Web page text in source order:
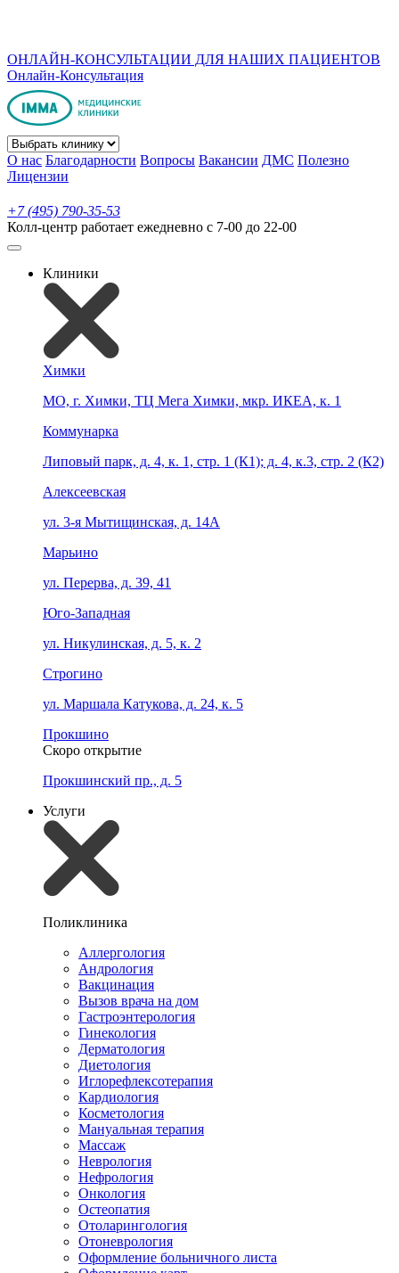
ОНЛАЙН-КОНСУЛЬТАЦИИ ДЛЯ НАШИХ ПАЦИЕНТОВ
Онлайн-Консультация
О нас Благодарности Вопросы Вакансии ДМС Полезно
Лицензии
+7 (495) 790-35-53
Колл-центр работает ежедневно с 7-00 до 22-00
Клиники
Химки
МО, г. Химки, ТЦ Мега Химки, мкр. ИКЕА, к. 1
Коммунарка
Липовый парк, д. 4, к. 1, стр. 1 (К1); д. 4, к.3, стр. 2 (К2)
Алексеевская
ул. 3-я Мытищинская, д. 14А
Марьино
ул. Перерва, д. 39, 41
Юго-Западная
ул. Никулинская, д. 5, к. 2
Строгино
ул. Маршала Катукова, д. 24, к. 5
Прокшино
Скоро открытие
Прокшинский пр., д. 5
Услуги
Поликлиника
Аллергология
Андрология
Вакцинация
Вызов врача на дом
Гастроэнтерология
Гинекология
Дерматология
Диетология
Иглорефлексотерапия
Кардиология
Косметология
Мануальная терапия
Массаж
Неврология
Нефрология
Онкология
Остеопатия
Отоларингология
Отоневрология
Оформление больничного листа